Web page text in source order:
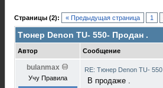
Страницы (2): « Предыдущая страница 1
Тюнер Denon TU- 550- Продан .
Автор Сообщение
bulanmax
Учу Правила
RE: Тюнер Denon TU- 550
В продаже .